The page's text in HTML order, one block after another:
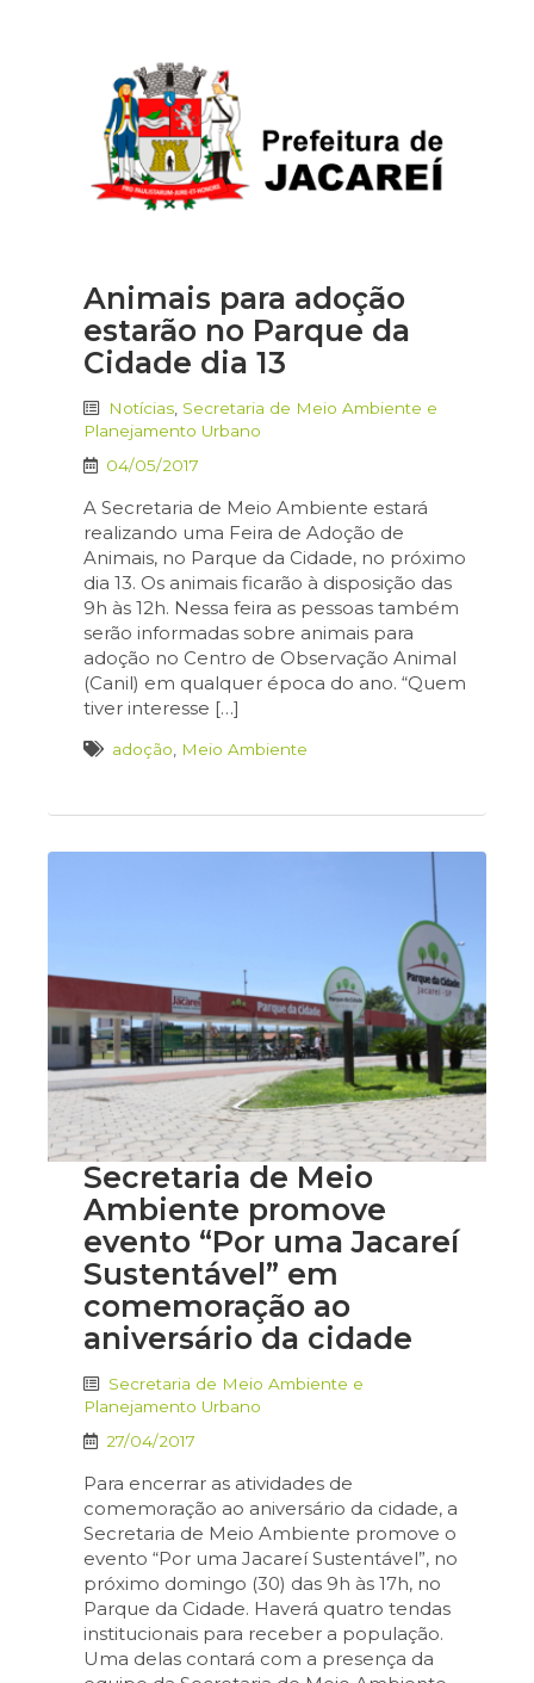
Animais para adoção
estarão no Parque da
Cidade dia 13
Notícias Secretaria de Meio Ambiente e
Planejamento Urbano
04/05/2017
A Secretaria de Meio Ambiente estará
realizando uma Feira de Adoção de
Animais, no Parque da Cidade, no próximo
dia 13. Os animais ficarão à disposição das
9h às 12h. Nessa feira as pessoas também
serão informadas sobre animais para
adoção no Centro de Observação Animal
(Canil) em qualquer época do ano. “Quem
tiver interesse […]
adoção Meio Ambiente
Secretaria de Meio
Ambiente promove
evento “Por uma Jacareí
Sustentável” em
comemoração ao
aniversário da cidade
Secretaria de Meio Ambiente e
Planejamento Urbano
27/04/2017
Para encerrar as atividades de
comemoração ao aniversário da cidade, a
Secretaria de Meio Ambiente promove o
evento “Por uma Jacareí Sustentável”, no
próximo domingo (30) das 9h às 17h, no
Parque da Cidade. Haverá quatro tendas
institucionais para receber a população.
Uma delas contará com a presença da